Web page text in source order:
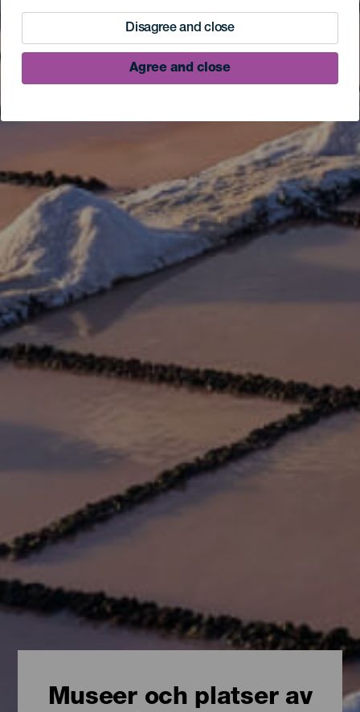
Disagree and close
Agree and close
Museer och platser av